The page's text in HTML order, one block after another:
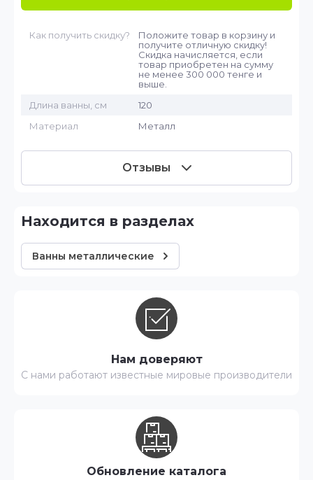
Как получить скидку?
Положите товар в корзину и
получите отличную скидку!
Скидка начисляется, если
товар приобретен на сумму
не менее 300 000 тенге и
выше.
Длина ванны, см
120
Материал
Металл
Отзывы
Находится в разделах
Ванны металлические
Нам доверяют
С нами работают известные мировые производители
Обновление каталога